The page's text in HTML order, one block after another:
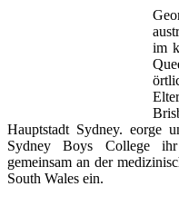
im
Hauptstadt Sydney. eorge
Sydney Boys College
gemeinsam an der
South Wales ein.